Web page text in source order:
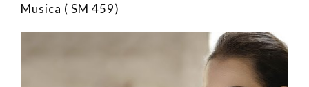
Musica ( SM 459)